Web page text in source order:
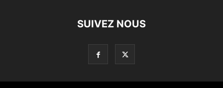
SUIVEZ NOUS